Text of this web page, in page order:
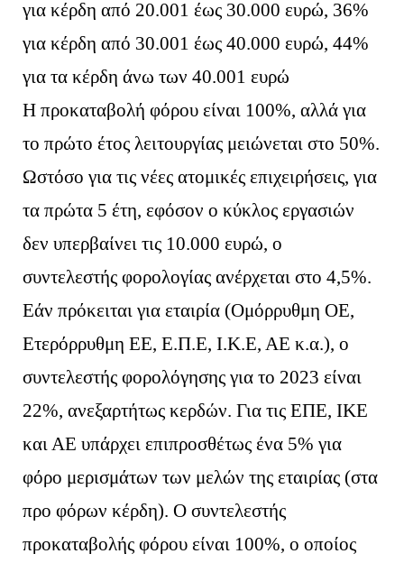
για κέρδη από 20.001 έως 30.000 ευρώ, 36%
για κέρδη από 30.001 έως 40.000 ευρώ, 44%
για τα κέρδη άνω των 40.001 ευρώ
Η προκαταβολή φόρου είναι 100%, αλλά για
το πρώτο έτος λειτουργίας μειώνεται στο 50%.
Ωστόσο για τις νέες ατομικές επιχειρήσεις, για
τα πρώτα 5 έτη, εφόσον ο κύκλος εργασιών
δεν υπερβαίνει τις 10.000 ευρώ, ο
συντελεστής φορολογίας ανέρχεται στο 4,5%.
Εάν πρόκειται για εταιρία (Ομόρρυθμη ΟΕ,
Ετερόρρυθμη ΕΕ, Ε.Π.Ε, Ι.Κ.Ε, ΑΕ κ.α.), ο
συντελεστής φορολόγησης για το 2023 είναι
22%, ανεξαρτήτως κερδών. Για τις ΕΠΕ, ΙΚΕ
και ΑΕ υπάρχει επιπροσθέτως ένα 5% για
φόρο μερισμάτων των μελών της εταιρίας (στα
προ φόρων κέρδη). Ο συντελεστής
προκαταβολής φόρου είναι 100%, ο οποίος